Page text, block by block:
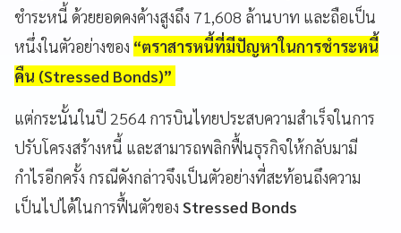
ชำระหนี้ ด้วยยอดคงค้างสูงถึง 71,608 ล้านบาท และถือเป็น
หนึ่งในตัวอย่างของ “ตราสารหนี้ที่มีปัญหาในการชำระหนี้
คืน (Stressed Bonds)”
แต่กระนั้นในปี 2564 การบินไทยประสบความสำเร็จในการ
ปรับโครงสร้างหนี้ และสามารถพลิกฟื้นธุรกิจให้กลับมามี
กำไรอีกครั้ง กรณีดังกล่าวจึงเป็นตัวอย่างที่สะท้อนถึงความ
เป็นไปได้ในการฟื้นตัวของ Stressed Bonds